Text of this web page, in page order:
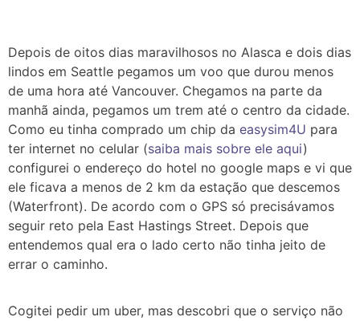
Depois de oitos dias maravilhosos no Alasca e dois dias
lindos em Seattle pegamos um voo que durou menos
de uma hora até Vancouver. Chegamos na parte da
manhã ainda, pegamos um trem até o centro da cidade.
Como eu tinha comprado um chip da easysim4U para
ter internet no celular (saiba mais sobre ele aqui)
configurei o endereço do hotel no google maps e vi que
ele ficava a menos de 2 km da estação que descemos
(Waterfront). De acordo com o GPS só precisávamos
seguir reto pela East Hastings Street. Depois que
entendemos qual era o lado certo não tinha jeito de
errar o caminho.
Cogitei pedir um uber, mas descobri que o serviço não